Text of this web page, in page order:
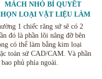
MÁCH NHỎ BÍ QUYẾT
LOẠI VẬT LIỆU LÀM
RĂNG NÊN CHỌN LOẠI
NÀO CHO PHÙ HỢP.
1 chiếc răng sứ sẽ có 2
đó là phần lõi nâng đỡ bên
có thể làm bằng kim loại
toàn sứ CAD/CAM. Và phần
bao phủ phía ngoài.